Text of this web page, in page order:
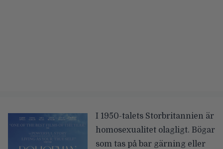
I 1950-talets Storbritannien är
homosexualitet olagligt. Bögar
som tas på bar gärning eller